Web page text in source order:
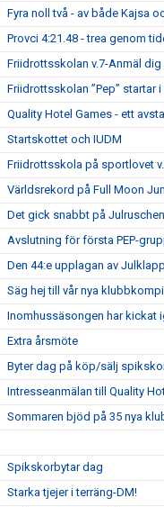
Fyra noll två - av både Kajsa
Provci 4:21.48 - trea genom
Friidrottsskolan v.7-Anmäl
Friidrottsskolan ”Pep” startar
Quality Hotel Games - ett
Startskottet och IUDM
Friidrottsskola på sportlovet
Världsrekord på Full Moon
Det gick snabbt på
Avslutning för första PEP-
Den 44:e upplagan av
Säg hej till vår nya
Inomhussäsongen har kickat
Extra årsmöte
Byter dag på köp/sälj
Intresseanmälan till Quality
Sommaren bjöd på 35 nya
Spikskorbytar dag
Starka tjejer i terräng-DM!